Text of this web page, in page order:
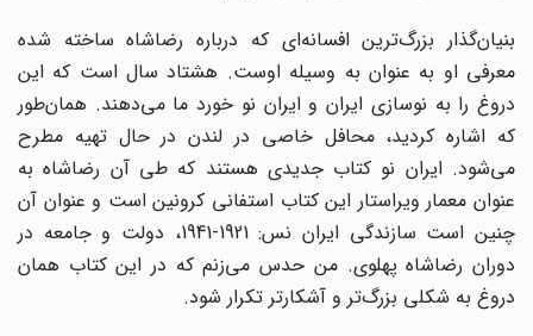
بنیان‌گذار بزرگ‌ترین افسانه‌ای که درباره رضاشاه ساخته شده
معرفی او به عنوان به وسیله اوست. هشتاد سال است که این
دروغ را به نوسازی ایران و ایران نو خورد ما می‌دهند. همان‌طور
که اشاره کردید، محافل خاصی در لندن در حال تهیه مطرح
می‌شود. ایران نو کتاب جدیدی هستند که طی آن رضاشاه به
عنوان معمار ویراستار این کتاب استفانی کرونین است و عنوان آن
چنین است سازندگی ایران نس: 1921-1941، دولت و جامعه در
دوران رضاشاه پهلوی. من حدس می‌زنم که در این کتاب همان
دروغ به شکلی بزرگ‌تر و آشکارتر تکرار شود.